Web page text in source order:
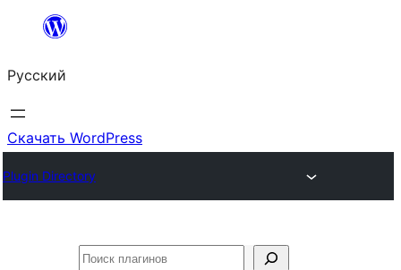
Перейти
содержимому
Русский
Скачать WordPress
Plugin Directory
Поиск